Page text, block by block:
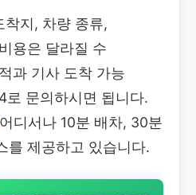
착지, 차량 종류,
용은 달라질 수
과 기사 도착 가능
문의하시면 됩니다.
어디서나 10분 배차, 30분
를 제공하고 있습니다.